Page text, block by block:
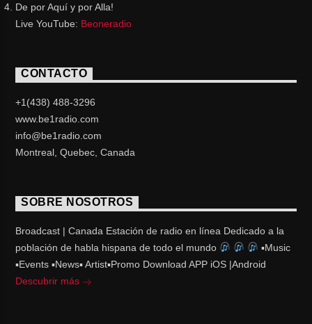
De por Aquí y por Alla!
Live YouTube: Beoneradio
CONTACTO
+1(438) 488-3296
www.be1radio.com
info@be1radio.com
Montreal, Quebec, Canada
SOBRE NOSOTROS
Broadcast | Canada Estación de radio en línea Dedicado a la
población de habla hispana de todo el mundo
▪Music
▪Events ▪News▪ Artist▪Promo Download APP iOS |Android
Descubrir más